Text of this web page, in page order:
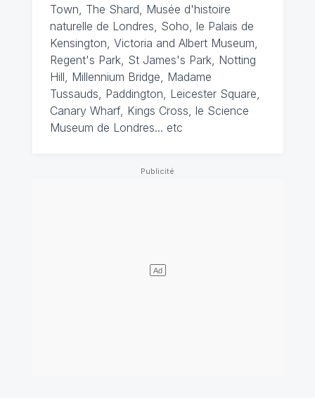
Town, The Shard, Musée d'histoire
naturelle de Londres, Soho, le Palais de
Kensington, Victoria and Albert Museum,
Regent's Park, St James's Park, Notting
Hill, Millennium Bridge, Madame
Tussauds, Paddington, Leicester Square,
Canary Wharf, Kings Cross, le Science
Museum de Londres... etc